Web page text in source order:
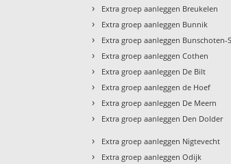
› Extra groep aanleggen Breukelen
› Extra groep aanleggen Bunnik
› Extra groep aanleggen Bunschoten-
› Extra groep aanleggen Cothen
› Extra groep aanleggen De Bilt
› Extra groep aanleggen de Hoef
› Extra groep aanleggen De Meern
› Extra groep aanleggen Den Dolder
› Extra groep aanleggen Nigtevecht
› Extra groep aanleggen Odijk